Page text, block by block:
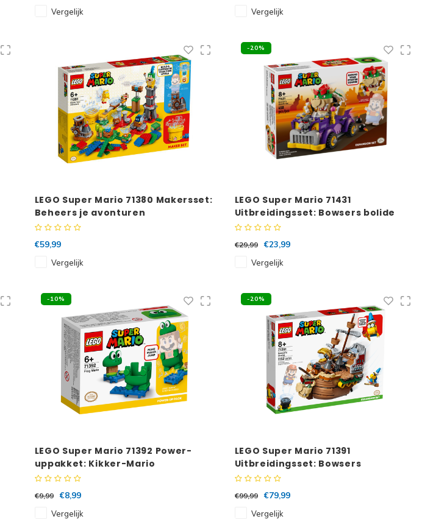
Vergelijk
Vergelijk
LEGO Super Mario 71380 Makersset:
Beheers je avonturen
€59,99
Vergelijk
-20%
LEGO Super Mario 71431
Uitbreidingsset: Bowsers bolide
€29,99
€23,99
Vergelijk
-10%
LEGO Super Mario 71392 Power-
uppakket: Kikker-Mario
€9,99
€8,99
Vergelijk
-20%
LEGO Super Mario 71391
Uitbreidingsset: Bowsers
luchtschip
€99,99
€79,99
Vergelijk